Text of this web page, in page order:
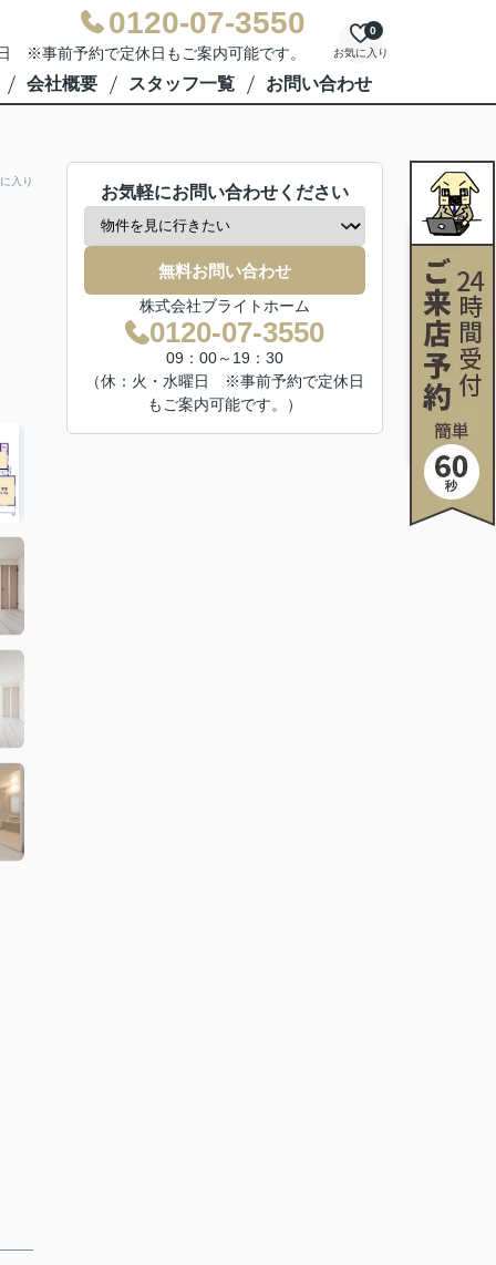
0120-07-3550
※事前予約で定休日もご案内可能です。 お気に入り
0
会社概要 スタッフ一覧 お問い合わせ
入り
お気軽にお問い合わせください
無料お問い合わせ
株式会社ブライトホーム
0120-07-3550
09：00～19：30
（休：火・水曜日 ※事前予約で定休日
もご案内可能です。）